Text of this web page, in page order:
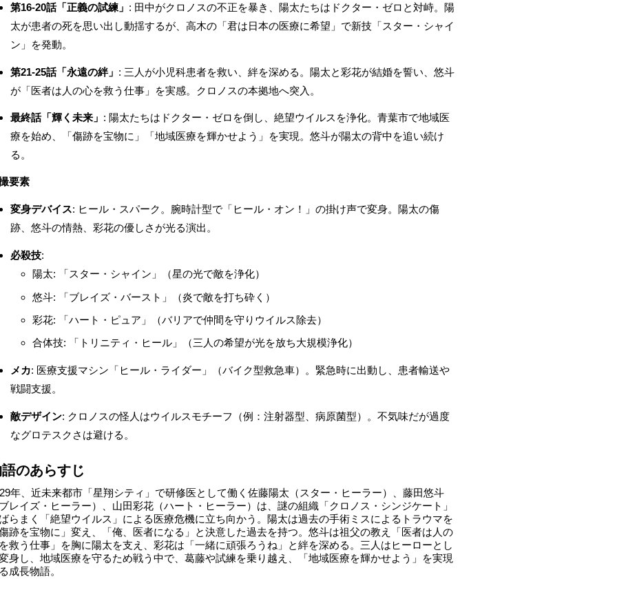
第16-20話「正義の試練」 : 田中がクロノスの不正を暴き、陽太たちはドクター・ゼロと対峙。陽
太が患者の死を思い出し動揺するが、高木の「君は日本の医療に希望」で新技「スター・シャイ
ン」を発動。
第21-25話「永遠の絆」 : 三人が小児科患者を救い、絆を深める。陽太と彩花が結婚を誓い、悠斗
が「医者は人の心を救う仕事」を実感。クロノスの本拠地へ突入。
最終話「輝く未来」 : 陽太たちはドクター・ゼロを倒し、絶望ウイルスを浄化。青葉市で地域医
療を始め、「傷跡を宝物に」「地域医療を輝かせよう」を実現。悠斗が陽太の背中を追い続け
る。
要素
変身デバイス: ヒール・スパーク。腕時計型で「ヒール・オン！」の掛け声で変身。陽太の傷
跡、悠斗の情熱、彩花の優しさが光る演出。
必殺技:
陽太: 「スター・シャイン」（星の光で敵を浄化）
悠斗: 「ブレイズ・バースト」（炎で敵を打ち砕く）
彩花: 「ハート・ピュア」（バリアで仲間を守りウイルス除去）
合体技: 「トリニティ・ヒール」（三人の希望が光を放ち大規模浄化）
メカ: 医療支援マシン「ヒール・ライダー」（バイク型救急車）。緊急時に出動し、患者輸送や
戦闘支援。
敵デザイン: クロノスの怪人はウイルスモチーフ（例：注射器型、病原菌型）。不気味だが過度
なグロテスクさは避ける。
のあらすじ
年、近未来都市「星翔シティ」で研修医として働く佐藤陽太（スター・ヒーラー）、藤田悠斗
レイズ・ヒーラー）、山田彩花（ハート・ヒーラー）は、謎の組織「クロノス・シンジケート」
らまく「絶望ウイルス」による医療危機に立ち向かう。陽太は過去の手術ミスによるトラウマを
跡を宝物に」変え、「俺、医者になる」と決意した過去を持つ。悠斗は祖父の教え「医者は人の
救う仕事」を胸に陽太を支え、彩花は「一緒に頑張ろうね」と絆を深める。三人はヒーローとし
身し、地域医療を守るため戦う中で、葛藤や試練を乗り越え、「地域医療を輝かせよう」を実現
成長物語。